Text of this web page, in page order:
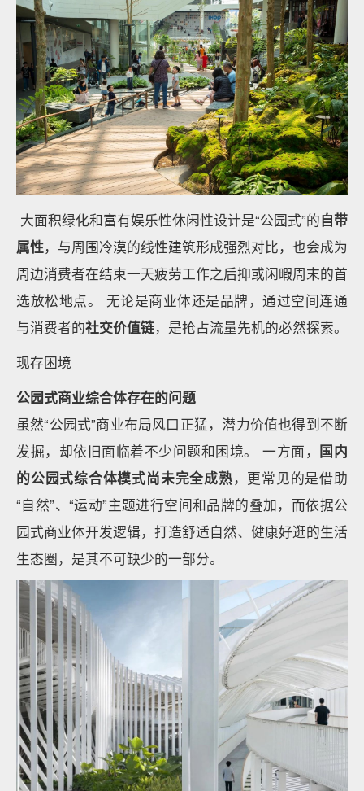
大面积绿化和富有娱乐性休闲性设计是“公园式”的自带
属性，与周围冷漠的线性建筑形成强烈对比，也会成为
周边消费者在结束一天疲劳工作之后抑或闲暇周末的首
选放松地点。 无论是商业体还是品牌，通过空间连通
与消费者的社交价值链，是抢占流量先机的必然探索。
现存困境
公园式商业综合体存在的问题
虽然“公园式”商业布局风口正猛，潜力价值也得到不断
发掘，却依旧面临着不少问题和困境。 一方面， 国内
的公园式综合体模式尚未完全成熟，更常见的是借助
“自然”、“运动”主题进行空间和品牌的叠加，而依据公
园式商业体开发逻辑，打造舒适自然、健康好逛的生活
生态圈，是其不可缺少的一部分。